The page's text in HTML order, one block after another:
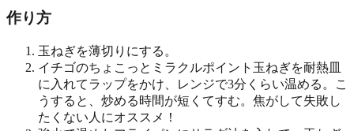
作り方
玉ねぎを薄切りにする。
イチゴのちょこっとミラクルポイント 玉ねぎを耐熱皿
に入れてラップをかけ、レンジで3分くらい温める。こ
うすると、炒める時間が短くてすむ。焦がして失敗し
たくない人にオススメ！